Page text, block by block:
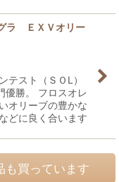
ラ ＥＸＶオリー
テスト（ＳＯL）
優勝。 フロスオレ
オリーブの豊かな
どに良く合います
も買っています